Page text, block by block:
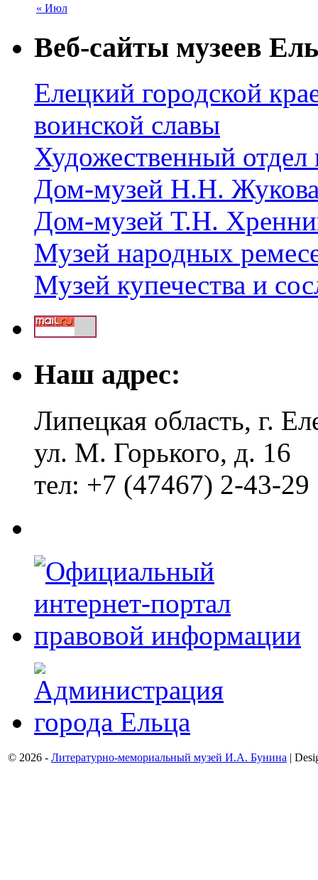
« Июл
Веб-сайты музеев
Елецкий городской
воинской славы
Художественный отдел
Дом-музей Н.Н.
Дом-музей Т.Н.
Музей народных
Музей купечества и
Наш адрес:
Липецкая область, г.
ул. М. Горького, д. 16
тел: +7 (47467) 2-43-29
© 2026 - Литературно-мемориальный музей И.А. Бунина |